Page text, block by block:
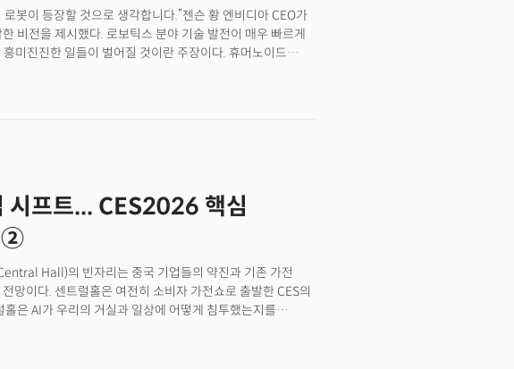
봇이 등장할 것으로 생각합니다.”젠슨 황 엔비디아 CEO가
비전을 제시했다. 로보틱스 분야 기술 발전이 매우 빠르게
미진진한 일들이 벌어질 것이란 주장이다. 휴머노이드
) 미국 라스베이거스 퐁텐블루 호텔에서 열린 미디어·
기, 미세 운동 능력 순으로 기술이 완성될 것”이라고 했다. 황
되며 추가 지식이 필요할 때는 클라우드에 있는 AI를 활용할
낼 수 있다고 봤다. 그는 “차 운전석에 앉으면 차를 몸
장선인 것처럼 차를 조종할 수 있기 때문”이라며
니퓰레이터(Manipulator, 로봇 팔), 자율주행 차량이 되는
“피지컬 AI의 챗GPT 모멘트”… 엔비디아 지배 계속될 세
시프트... CES2026 핵심
Hall)의 빈자리는 중국 기업들의 약진과 기존 가전
망이다. 센트럴홀은 여전히 소비자 가전쇼로 출발한 CES의
은 AI가 우리의 거실과 일상에 어떻게 침투했는지를